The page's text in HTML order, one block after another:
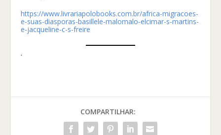
https://www.livrariapolobooks.com.br/africa-migracoes-
e-suas-diasporas-basillele-malomalo-elcimar-s-martins-
e-jacqueline-c-s-freire
.
COMPARTILHAR: